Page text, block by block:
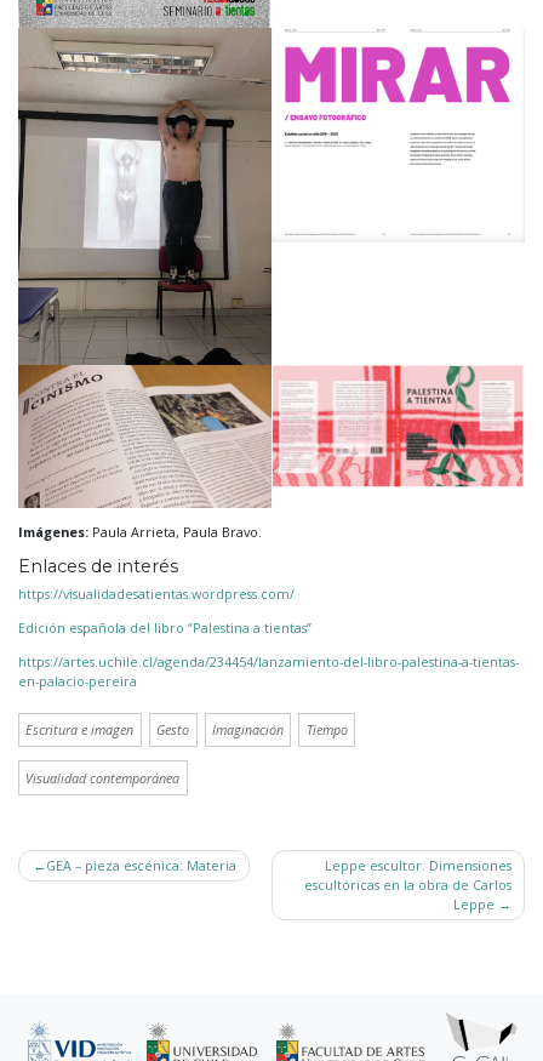
Imágenes: Paula Arrieta, Paula Bravo.
Enlaces de interés
https://visualidadesatientas.wordpress.com/
Edición española del libro “Palestina a tientas”
https://artes.uchile.cl/agenda/234454/lanzamiento-del-libro-palestina-a-tientas-
en-palacio-pereira
Escritura e imagen Gesto Imaginación Tiempo
Visualidad contemporánea
Navegación
de
GEA – pieza escénica: Materia
Leppe escultor. Dimensiones
escultóricas en la obra de Carlos
Leppe